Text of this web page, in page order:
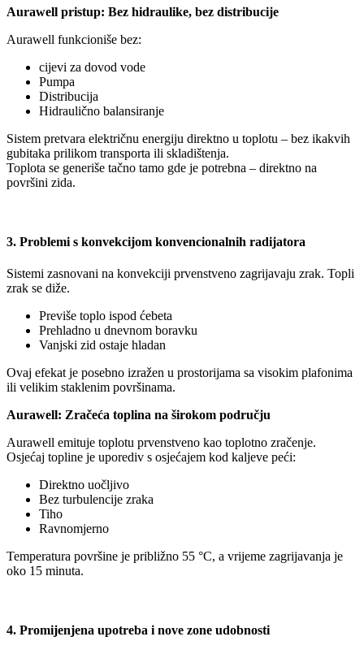
Aurawell pristup: Bez hidraulike, bez distribucije
Aurawell funkcioniše bez:
cijevi za dovod vode
Pumpa
Distribucija
Hidraulično balansiranje
Sistem pretvara električnu energiju direktno u toplotu – bez ikakvih
gubitaka prilikom transporta ili skladištenja.
Toplota se generiše tačno tamo gde je potrebna – direktno na
površini zida.
3. Problemi s konvekcijom konvencionalnih radijatora
Sistemi zasnovani na konvekciji prvenstveno zagrijavaju zrak. Topli
zrak se diže.
Previše toplo ispod ćebeta
Prehladno u dnevnom boravku
Vanjski zid ostaje hladan
Ovaj efekat je posebno izražen u prostorijama sa visokim plafonima
ili velikim staklenim površinama.
Aurawell: Zračeća toplina na širokom području
Aurawell emituje toplotu prvenstveno kao toplotno zračenje.
Osjećaj topline je uporediv s osjećajem kod kaljeve peći:
Direktno uočljivo
Bez turbulencije zraka
Tiho
Ravnomjerno
Temperatura površine je približno 55 °C, a vrijeme zagrijavanja je
oko 15 minuta.
4. Promijenjena upotreba i nove zone udobnosti